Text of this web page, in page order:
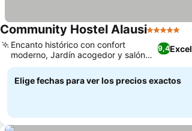
Community Hostel Alausi5 Estrellas
9,4
Encanto histórico con confort
moderno, Jardín acogedor y salón
compartido
Elige fechas para ver los precios exactos